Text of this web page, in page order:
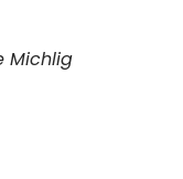
Michlig